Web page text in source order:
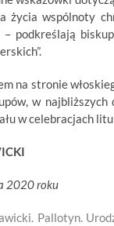
życia wspólnoty
– podkreślają
na stronie
w
w celebracjach
2020 roku
Pallotyn.